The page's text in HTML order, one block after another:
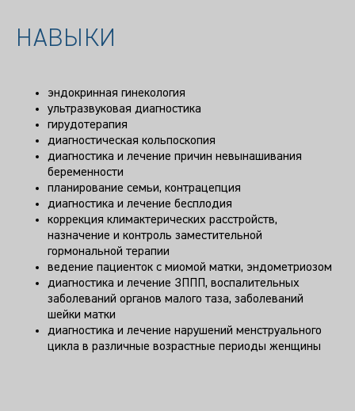
НАВЫКИ
эндокринная гинекология
ультразвуковая диагностика
гирудотерапия
диагностическая кольпоскопия
диагностика и лечение причин невынашивания
беременности
планирование семьи, контрацепция
диагностика и лечение бесплодия
коррекция климактерических расстройств,
назначение и контроль заместительной
гормональной терапии
ведение пациенток с миомой матки, эндометриозом
диагностика и лечение ЗППП, воспалительных
заболеваний органов малого таза, заболеваний
шейки матки
диагностика и лечение нарушений менструального
цикла в различные возрастные периоды женщины